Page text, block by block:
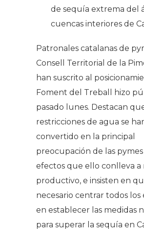
de sequía extrema del
cuencas interiores de
Patronales catalanas de
Consell Territorial de la
han suscrito al
Foment del Treball hizo
pasado lunes. Destacan
restricciones de agua se
convertido en la principal
preocupación de las
efectos que ello conlleva a
productivo, e insisten en
necesario centrar todos los
en establecer las medidas
para superar la sequía en